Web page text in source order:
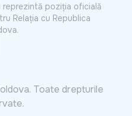
poziția oficială
Relația cu Republica
Toate drepturile